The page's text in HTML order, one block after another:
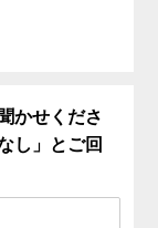
かせくださ
し」とご回